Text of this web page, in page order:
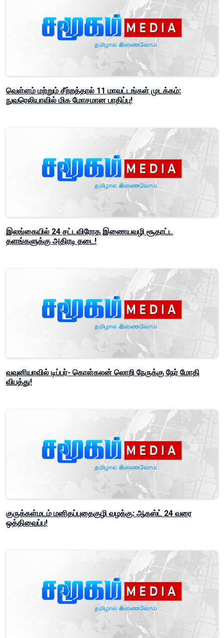
வெள்ளம் மற்றும் சீற்றத்தால் 11 மாவட்டங்கள் முடக்கம்:
நுவரெலியாவில் மிக மோசமான பாதிப்பு!
இலங்கையில் 24 சட்டவிரோத இணையவழி சூதாட்ட
தளங்களுக்கு அதிரடி தடை!
வவுனியாவில் டிப்பர்- கொள்கலன் லொறி நேருக்கு நேர் மோதி
விபத்து!
குருக்கள்மடம் மனிதப்புதைகுழி வழக்கு: ஆகஸ்ட் 24 வரை
ஒத்திவைப்பு!